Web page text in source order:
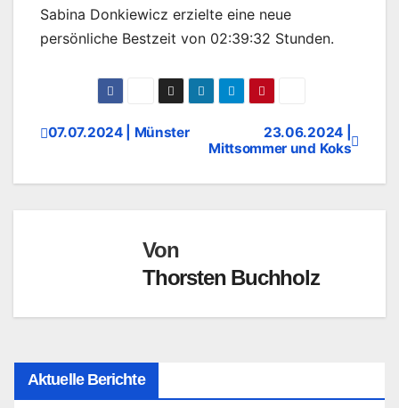
Sabina Donkiewicz erzielte eine neue
persönliche Bestzeit von 02:39:32 Stunden.
Beitragsnavigation23.06.2024 |
Mittsommer und Koks
07.07.2024 | Münster
Von
Thorsten Buchholz
Aktuelle Berichte